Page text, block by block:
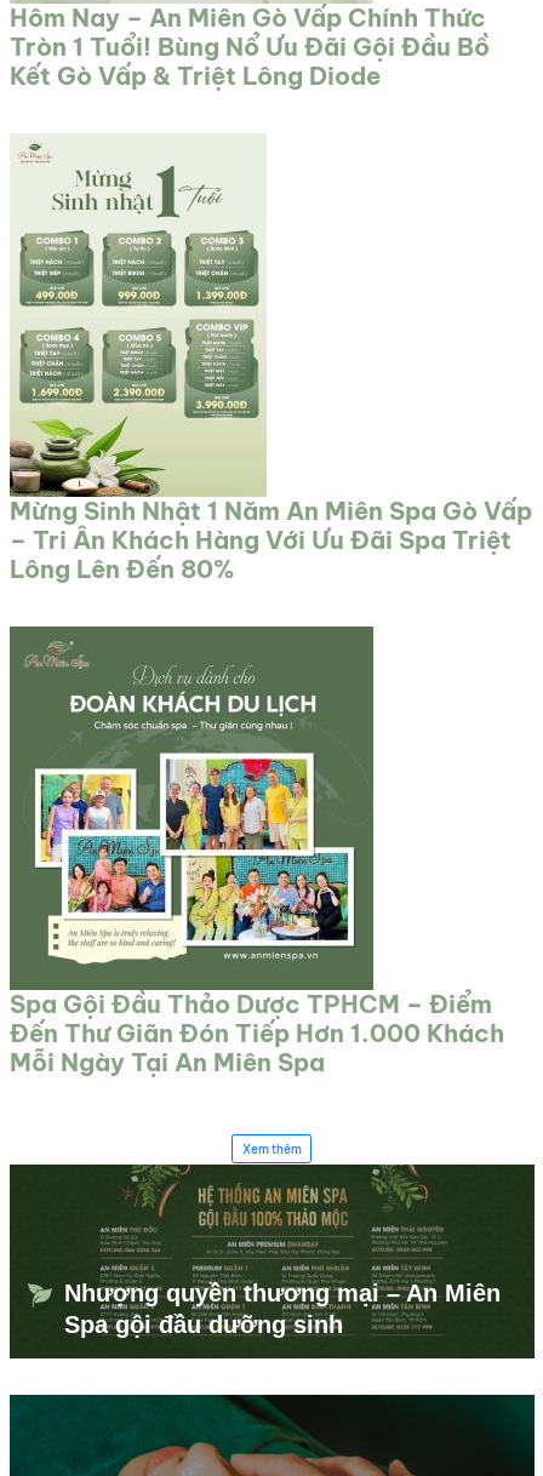
Hôm Nay – An Miên Gò Vấp Chính Thức
Tròn 1 Tuổi! Bùng Nổ Ưu Đãi Gội Đầu Bồ
Kết Gò Vấp & Triệt Lông Diode
Mừng Sinh Nhật 1 Năm An Miên Spa Gò Vấp
– Tri Ân Khách Hàng Với Ưu Đãi Spa Triệt
Lông Lên Đến 80%
Spa Gội Đầu Thảo Dược TPHCM – Điểm
Đến Thư Giãn Đón Tiếp Hơn 1.000 Khách
Mỗi Ngày Tại An Miên Spa
Xem thêm
Nhượng quyền thương mại – An Miên
Spa gội đầu dưỡng sinh